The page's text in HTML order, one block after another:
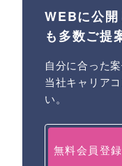
WEBに公
も多数ご提
自分に合った
当社キャリア
い。
無料会員登